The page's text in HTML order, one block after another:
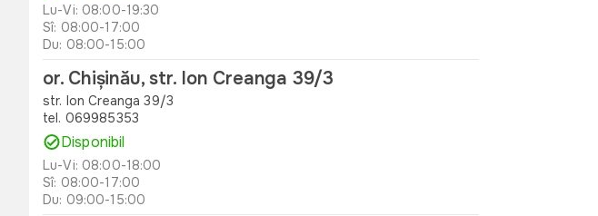
Lu-Vi: 08:00-19:30
Sî: 08:00-17:00
Du: 08:00-15:00
or. Chișinău, str. Ion Creanga 39/3
str. Ion Creanga 39/3
tel. 069985353
Disponibil
Lu-Vi: 08:00-18:00
Sî: 08:00-17:00
Du: 09:00-15:00